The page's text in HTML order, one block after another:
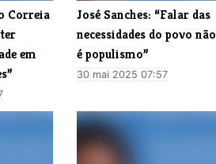
Correia
em
José Sanches: “Falar das
necessidades do povo não
é populismo”
30 mai 2025 07:57